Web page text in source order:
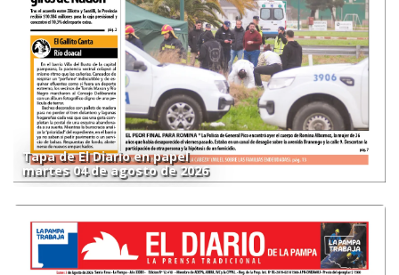
Tapa de El Diario en papel
martes 04 de agosto de 2026